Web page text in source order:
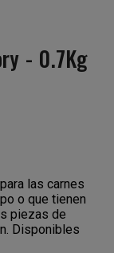
- 0.7Kg
las carnes
o que tienen
piezas de
Disponibles